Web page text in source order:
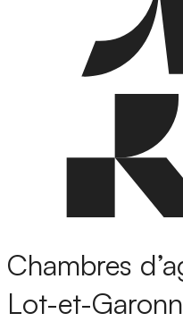
Chambres
Lot-et-